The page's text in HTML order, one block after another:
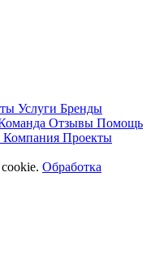
Услуги Бренды
Отзывы Помощь
Компания Проекты
Обработка